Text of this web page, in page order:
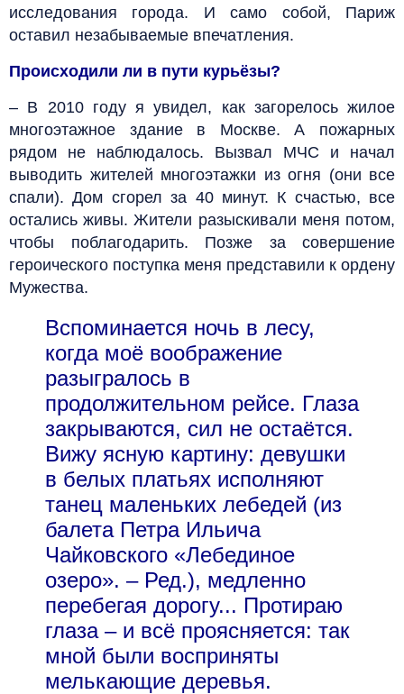
исследования города. И само собой, Париж
оставил незабываемые впечатления.
Происходили ли в пути курьёзы?
– В 2010 году я увидел, как загорелось жилое
многоэтажное здание в Москве. А пожарных
рядом не наблюдалось. Вызвал МЧС и начал
выводить жителей многоэтажки из огня (они все
спали). Дом сгорел за 40 минут. К счастью, все
остались живы. Жители разыскивали меня потом,
чтобы поблагодарить. Позже за совершение
героического поступка меня представили к ордену
Мужества.
Вспоминается ночь в лесу,
когда моё воображение
разыгралось в
продолжительном рейсе. Глаза
закрываются, сил не остаётся.
Вижу ясную картину: девушки
в белых платьях исполняют
танец маленьких лебедей (из
балета Петра Ильича
Чайковского «Лебединое
озеро». – Ред.), медленно
перебегая дорогу... Протираю
глаза – и всё проясняется: так
мной были восприняты
мелькающие деревья.